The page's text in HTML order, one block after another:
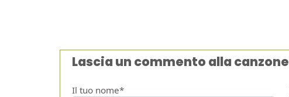
Lascia un commento alla canzone
Il tuo nome*